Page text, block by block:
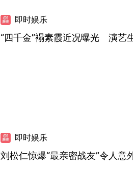
即时娱乐
“四千金”褟素霞近况曝光 演艺
即时娱乐
刘松仁惊爆“最亲密战友”令人